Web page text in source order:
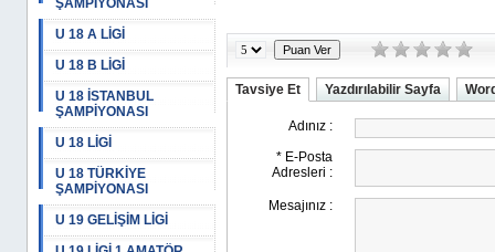
ŞAMPİYONASI
U 18 A LİGİ
U 18 B LİGİ
U 18 İSTANBUL
ŞAMPİYONASI
U 18 LİGİ
U 18 TÜRKİYE
ŞAMPİYONASI
U 19 GELİŞİM LİGİ
Tavsiye Et Yazdırılabilir Sayfa